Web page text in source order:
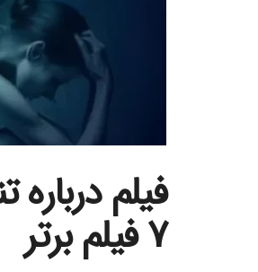
فیلم
7 فیلم برتر